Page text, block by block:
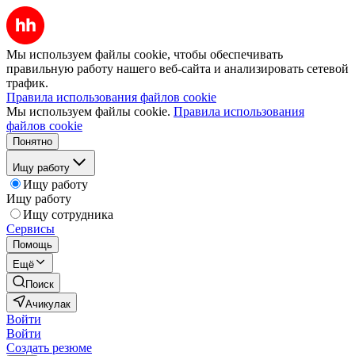
Мы используем файлы cookie, чтобы обеспечивать
правильную работу нашего веб-сайта и анализировать сетевой
трафик.
Правила использования файлов cookie
Мы используем файлы cookie. Правила использования
файлов cookie
Понятно
Ищу работу
Ищу работу
Ищу работу
Ищу сотрудника
Сервисы
Помощь
Ещё
Поиск
Ачикулак
Войти
Войти
Создать резюме